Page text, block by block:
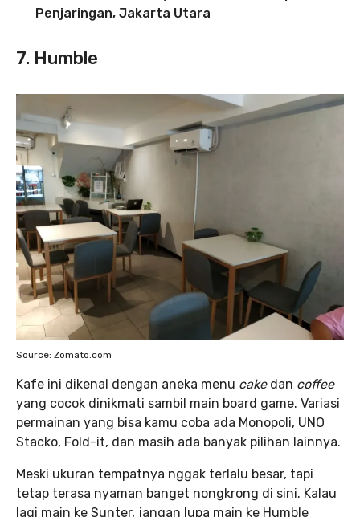
Penjaringan, Jakarta Utara
7. Humble
Source: Zomato.com
Kafe ini dikenal dengan aneka menu cakedan coffee
yang cocok dinikmati sambil main board game. Variasi
permainan yang bisa kamu coba ada Monopoli, UNO
Stacko, Fold-it, dan masih ada banyak pilihan lainnya.
Meski ukuran tempatnya nggak terlalu besar, tapi
tetap terasa nyaman banget nongkrong di sini. Kalau
lagi main ke Sunter, jangan lupa main ke Humble